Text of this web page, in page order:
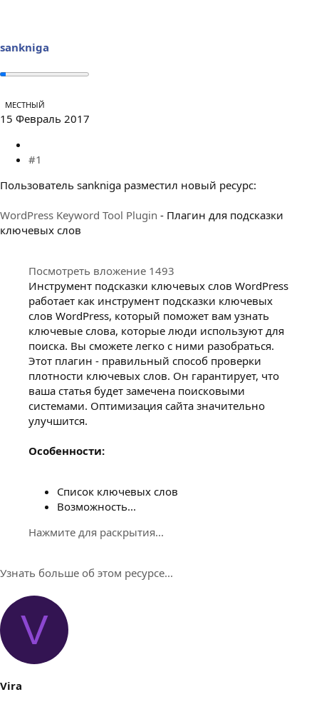
sankniga
МЕСТНЫЙ
15 Февраль 2017
#1
Пользователь sankniga разместил новый ресурс:
WordPress Keyword Tool Plugin - Плагин для подсказки
ключевых слов
Посмотреть вложение 1493
Инструмент подсказки ключевых слов WordPress
работает как инструмент подсказки ключевых
слов WordPress, который поможет вам узнать
ключевые слова, которые люди используют для
поиска. Вы сможете легко с ними разобраться.
Этот плагин - правильный способ проверки
плотности ключевых слов. Он гарантирует, что
ваша статья будет замечена поисковыми
системами. Оптимизация сайта значительно
улучшится.
Особенности:
Список ключевых слов
Возможность...
Нажмите для раскрытия...
Узнать больше об этом ресурсе...
V
Vira